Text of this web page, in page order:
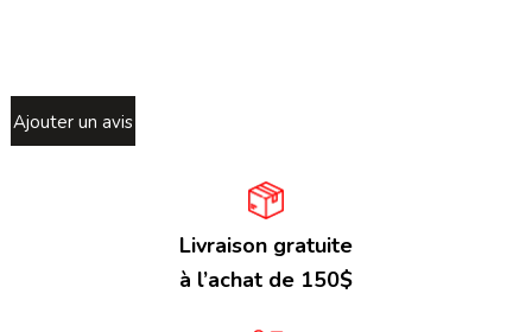
Ajouter un avis
Livraison gratuite
à l’achat de 150$